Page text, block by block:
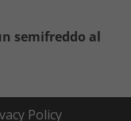
semifreddo al
Policy